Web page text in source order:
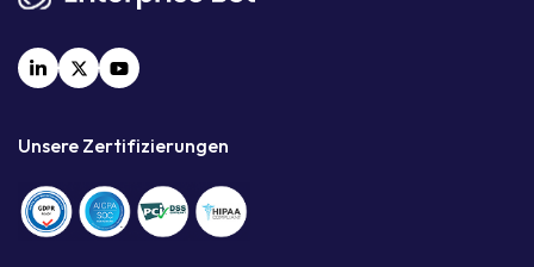
Unsere Zertifizierungen